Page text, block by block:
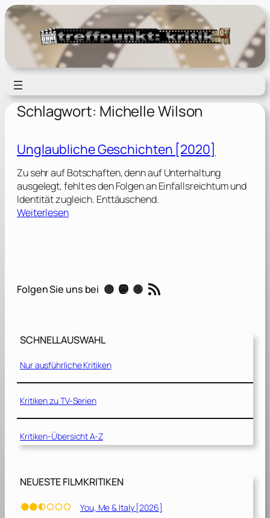
Zum
Inhalt
springen
Schlagwort: Michelle Wilson
Unglaubliche Geschichten [2020]
Zu sehr auf Botschaften, denn auf Unterhaltung
ausgelegt, fehlt es den Folgen an Einfallsreichtum und
Identität zugleich. Enttäuschend.
Weiterlesen:
u
c
e
G
e
h
i
h
e
Folgen Sie uns bei Instagram Mastodon Threads RSS-Feed
SCHNELLAUSWAHL
Nur ausführliche Kritiken
Kritiken zu TV-Serien
Kritiken-Übersicht A-Z
NEUESTE FILMKRITIKEN
You, Me & Italy [2026]